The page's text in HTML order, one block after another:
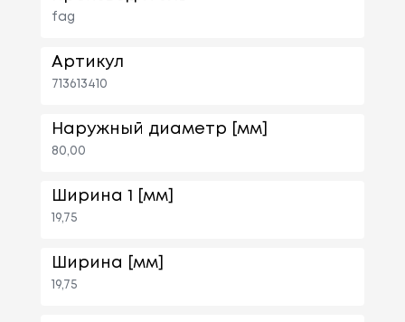
fag
Артикул
713613410
Наружный диаметр [мм]
80,00
Ширина 1 [мм]
19,75
Ширина [мм]
19,75